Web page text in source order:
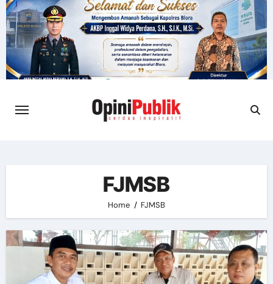
Skip
to
content
FJMSB
Home FJMSB